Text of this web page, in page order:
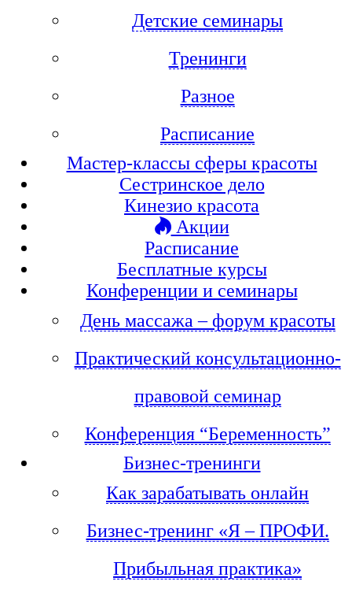
Детские семинары
Тренинги
Разное
Расписание
Мастер-классы сферы красоты
Сестринское дело
Кинезио красота
Акции
Расписание
Бесплатные курсы
Конференции и семинары
День массажа – форум красоты
Практический консультационно-
правовой семинар
Конференция “Беременность”
Бизнес-тренинги
Как зарабатывать онлайн
Бизнес-тренинг «Я – ПРОФИ.
Прибыльная практика»